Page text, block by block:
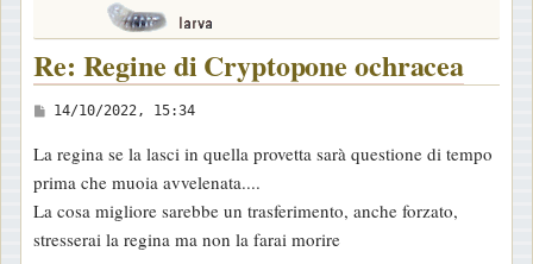
Re: Regine di Cryptopone ochracea
M
s
s
a
g
14/10/2022, 15:34
La regina se la lasci in quella provetta sarà questione di tempo
prima che muoia avvelenata....
La cosa migliore sarebbe un trasferimento, anche forzato,
stresserai la regina ma non la farai morire